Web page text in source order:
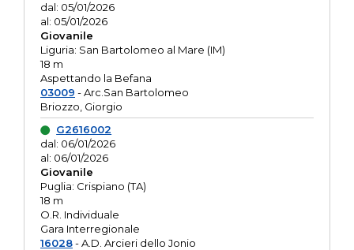
dal: 05/01/2026
al: 05/01/2026
Giovanile
Liguria: San Bartolomeo al Mare (IM)
18 m
Aspettando la Befana
03009 - Arc.San Bartolomeo
Briozzo, Giorgio
G2616002
dal: 06/01/2026
al: 06/01/2026
Giovanile
Puglia: Crispiano (TA)
18 m
O.R. Individuale
Gara Interregionale
16028- A.D. Arcieri dello Jonio